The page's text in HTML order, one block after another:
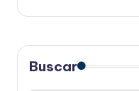
Buscar